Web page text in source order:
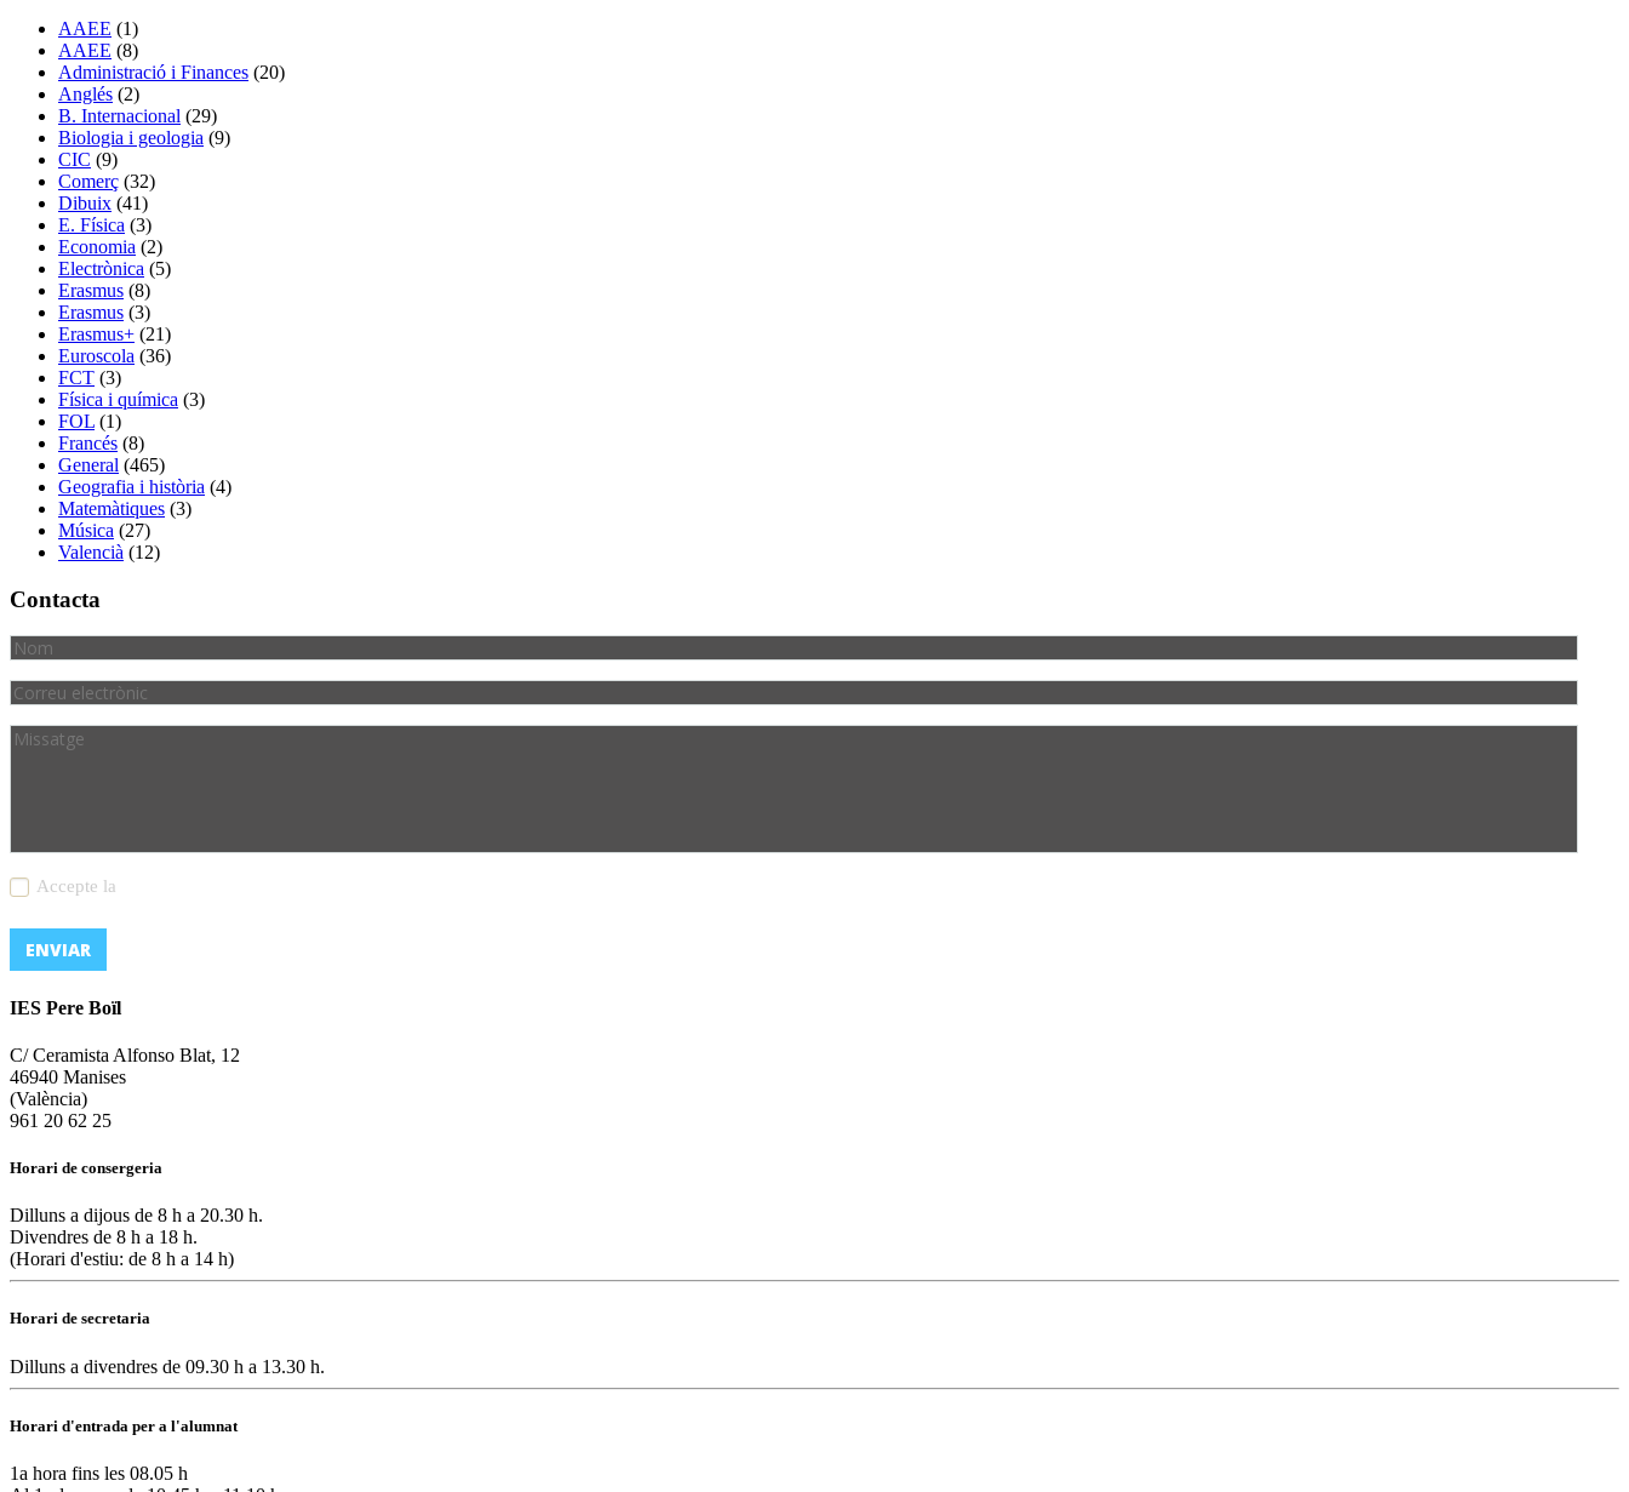
AAEE (1)
AAEE (8)
Administració i Finances (20)
Anglés (2)
B. Internacional (29)
Biologia i geologia (9)
CIC (9)
Comerç (32)
Dibuix (41)
E. Física (3)
Economia (2)
Electrònica (5)
Erasmus (8)
Erasmus (3)
Erasmus+ (21)
Euroscola (36)
FCT (3)
Física i química (3)
FOL (1)
Francés (8)
General (465)
Geografia i història (4)
Matemàtiques (3)
Música (27)
Valencià (12)
Contacta
Accepte la
IES Pere Boïl
C/ Ceramista Alfonso Blat, 12
46940 Manises
(València)
961 20 62 25
Horari de consergeria
Dilluns a dijous de 8 h a 20.30 h.
Divendres de 8 h a 18 h.
(Horari d'estiu: de 8 h a 14 h)
Horari de secretaria
Dilluns a divendres de 09.30 h a 13.30 h.
Horari d'entrada per a l'alumnat
1a hora fins les 08.05 h